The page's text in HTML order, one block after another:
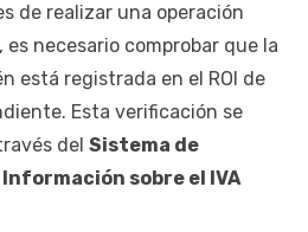
de realizar una operación
necesario comprobar que la
está registrada en el ROI de
Esta verificación se
del Sistema de
sobre el IVA